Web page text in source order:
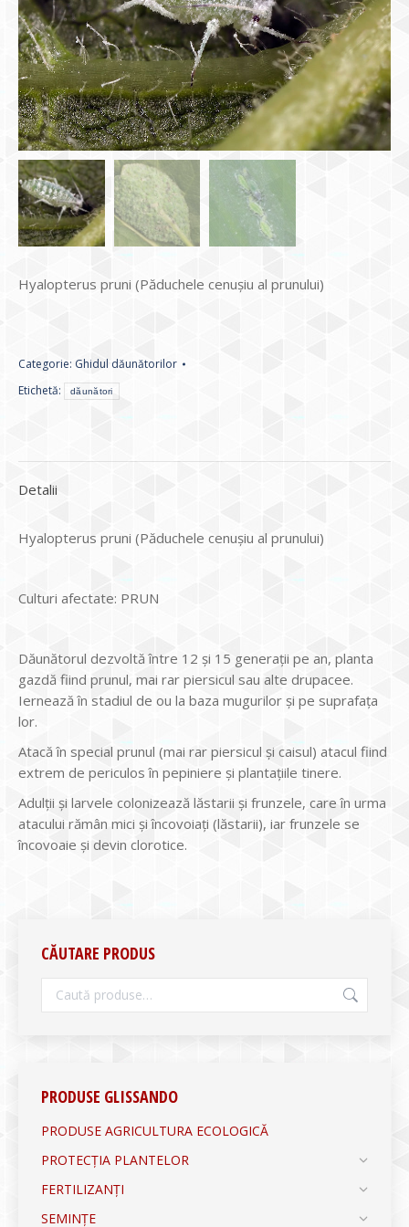
Hyalopterus pruni (Păduchele cenuşiu al prunului)
Categorie: Ghidul dăunătorilor
Etichetă:
dăunători
Detalii
Hyalopterus pruni (Păduchele cenuşiu al prunului)
Culturi afectate: PRUN
Dăunătorul dezvoltă între 12 şi 15 generaţii pe an, planta
gazdă fiind prunul, mai rar piersicul sau alte drupacee.
Iernează în stadiul de ou la baza mugurilor şi pe suprafaţa
lor.
Atacă în special prunul (mai rar piersicul şi caisul) atacul fiind
extrem de periculos în pepiniere şi plantaţiile tinere.
Adulţii şi larvele colonizează lăstarii şi frunzele, care în urma
atacului rămân mici şi încovoiaţi (lăstarii), iar frunzele se
încovoaie şi devin clorotice.
CĂUTARE PRODUS
PRODUSE GLISSANDO
PRODUSE AGRICULTURA ECOLOGICĂ
PROTECȚIA PLANTELOR
FERTILIZANȚI
SEMINȚE